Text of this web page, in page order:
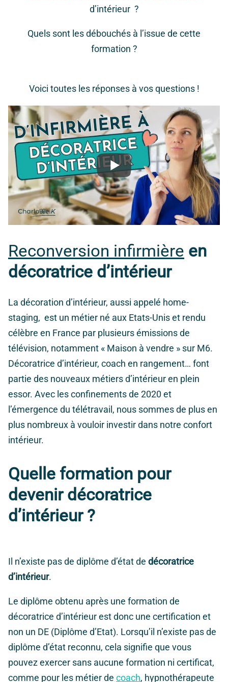
d’intérieur ?
Quels sont les débouchés à l’issue de cette
formation ?
Voici toutes les réponses à vos questions !
Reconversion infirmière en
décoratrice d’intérieur
La décoration d’intérieur, aussi appelé home-
staging, est un métier né aux Etats-Unis et rendu
célèbre en France par plusieurs émissions de
télévision, notamment « Maison à vendre » sur M6.
Décoratrice d’intérieur, coach en rangement… font
partie des nouveaux métiers d’intérieur en plein
essor. Avec les confinements de 2020 et
l’émergence du télétravail, nous sommes de plus en
plus nombreux à vouloir investir dans notre confort
intérieur.
Quelle formation pour
devenir décoratrice
d’intérieur ?
Il n’existe pas de diplôme d’état de décoratrice
d’intérieur.
Le diplôme obtenu après une formation de
décoratrice d’intérieur est donc une certification et
non un DE (Diplôme d’Etat). Lorsqu’il n’existe pas de
diplôme d’état reconnu, cela signifie que vous
pouvez exercer sans aucune formation ni certificat,
comme pour les métier de coach, hypnothérapeute